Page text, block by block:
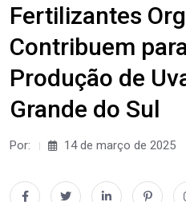
Fertilizantes
Contribuem
Produção de
Grande do Sul
Por: 14 de março de 2025